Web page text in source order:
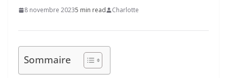
8 novembre 20235 min read Charlotte
Sommaire